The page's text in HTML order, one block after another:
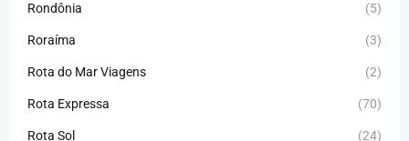
Rondônia (5)
Roraíma (3)
Rota do Mar Viagens (2)
Rota Expressa (70)
Rota Sol (24)